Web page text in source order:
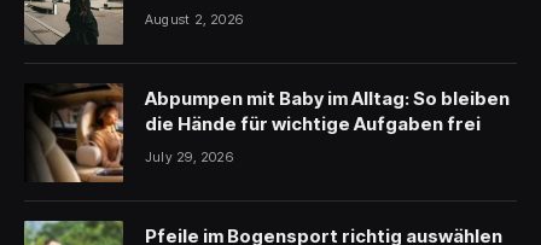
August 2, 2026
Abpumpen mit Baby im Alltag: So bleiben
die Hände für wichtige Aufgaben frei
July 29, 2026
Pfeile im Bogensport richtig auswählen